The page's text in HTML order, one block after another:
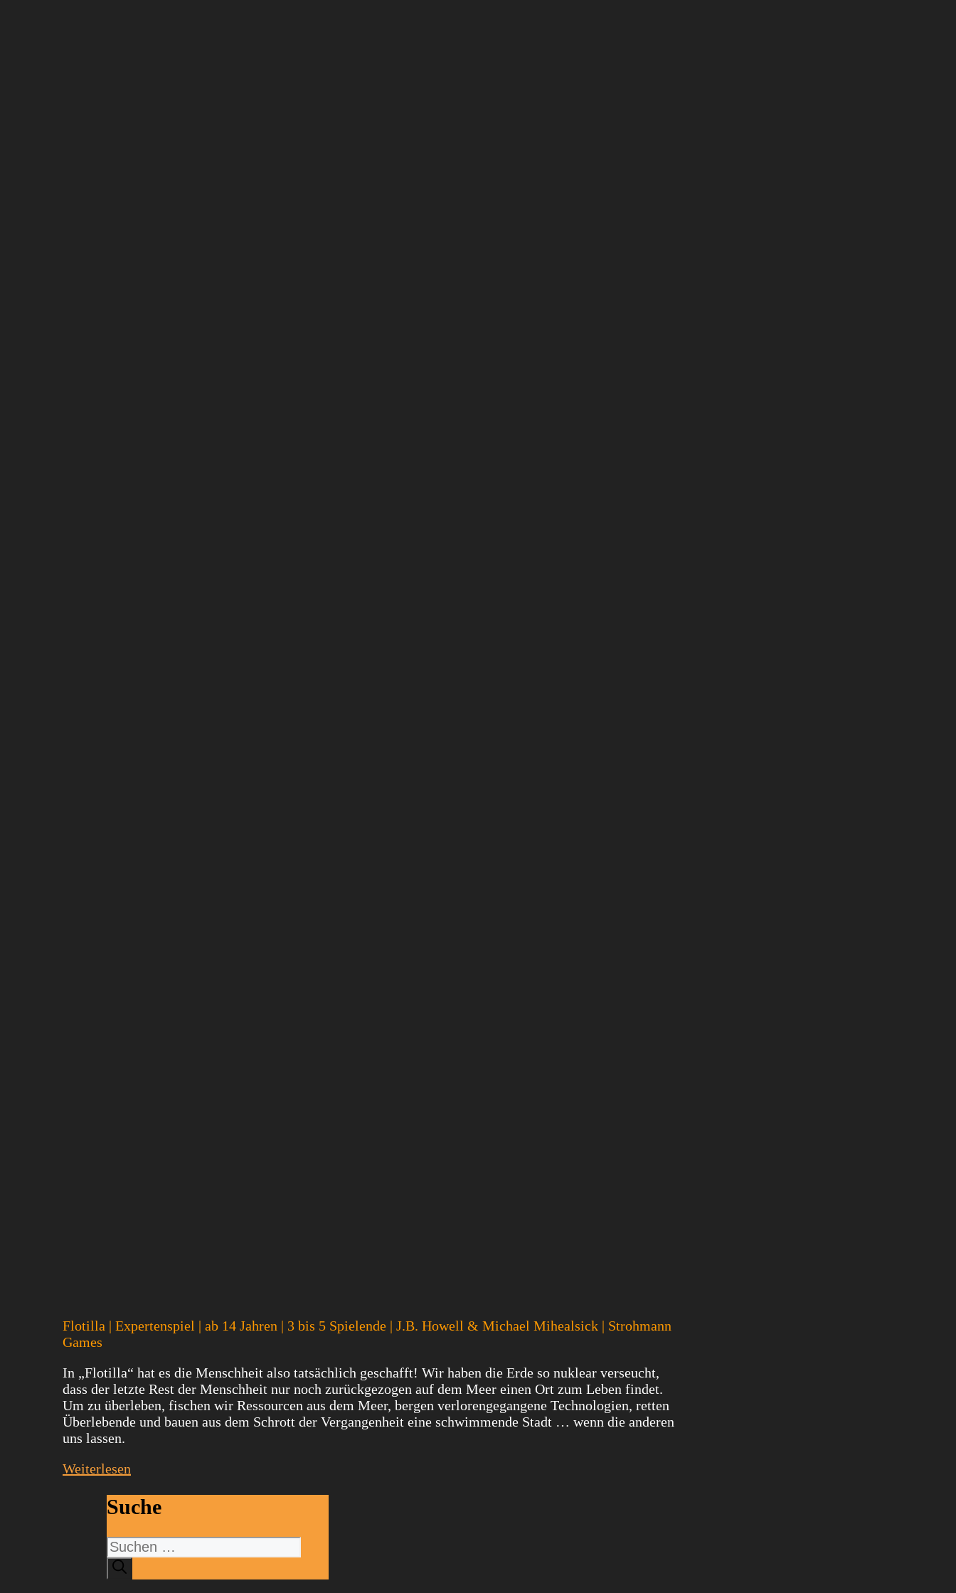
Flotilla | Expertenspiel | ab 14 Jahren | 3 bis 5 Spielende | J.B. Howell & Michael Mihealsick | Strohmann
Games
In „Flotilla“ hat es die Menschheit also tatsächlich geschafft! Wir haben die Erde so nuklear verseucht,
dass der letzte Rest der Menschheit nur noch zurückgezogen auf dem Meer einen Ort zum Leben findet.
Um zu überleben, fischen wir Ressourcen aus dem Meer, bergen verlorengegangene Technologien, retten
Überlebende und bauen aus dem Schrott der Vergangenheit eine schwimmende Stadt … wenn die anderen
uns lassen.
Weiterlesen
Suche
Suchen
nach: